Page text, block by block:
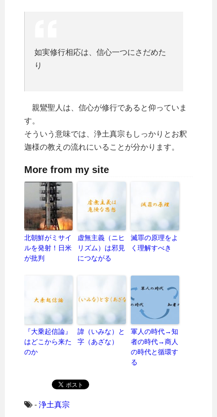
如実修行相応は、信心一つにさだめた
り
親鸞聖人は、信心が修行であると仰っていま
す。
そういう意味では、浄土真宗もしっかりとお釈
迦様の教えの流れにいることが分かります。
More from my site
北朝鮮がミサイ
ルを発射！日米
が批判
虚無主義（ニヒ
リズム）は邪見
につながる
滅罪の原理をよ
く理解すべき
『大乗起信論』
はどこから来た
のか
諱（いみな）と
字（あざな）
軍人の時代→知
者の時代→商人
の時代と循環す
る
- 浄土真宗